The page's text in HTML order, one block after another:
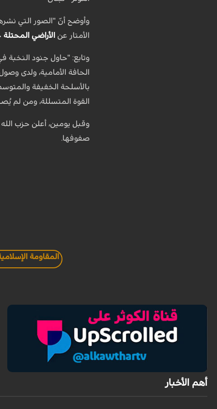
وأوضح أنّ "الصور التي
الأمتار عن
الأراضي المحتلة
وتابع: "حاول جنود النخبة
الحافة الأمامية، ولدى
بالأسلحة الخفيفة
القوة المتسللة، ومن لم
وقبل يومين، أعلن حزب الله
صفوفها.
المقاومة
أهم الأخبار